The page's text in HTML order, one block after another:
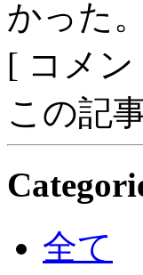
かった。
[ コメ
この記
全て